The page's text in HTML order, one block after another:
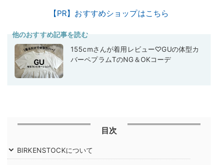
【PR】おすすめショップはこちら
他のおすすめ記事を読む
155cmさんが着用レビュー♡GUの体型カ
バーペプラムTのNG＆OKコーデ
目次
BIRKENSTOCKについて